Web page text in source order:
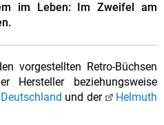
im Leben: Im Zweifel am
vorgestellten Retro-Büchsen
beziehungsweise
und der
Helmuth